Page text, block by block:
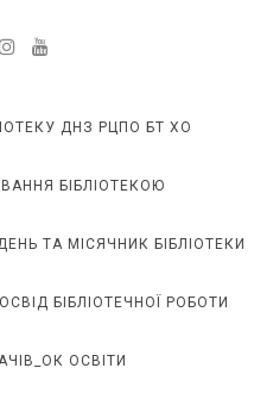
ДНЗ РЦПО БТ ХО
БІБЛІОТЕКОЮ
ТА МІСЯЧНИК БІБЛІОТЕКИ
БІБЛІОТЕЧНОЇ РОБОТИ
ОСВІТИ